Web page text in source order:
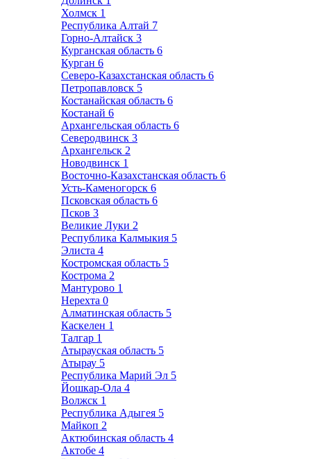
Холмск 1
Республика Алтай 7
Горно-Алтайск 3
Курганская область 6
Курган 6
Северо-Казахстанская область 6
Петропавловск 5
Костанайская область 6
Костанай 6
Архангельская область 6
Северодвинск 3
Архангельск 2
Новодвинск 1
Восточно-Казахстанская область 6
Усть-Каменогорск 6
Псковская область 6
Псков 3
Великие Луки 2
Республика Калмыкия 5
Элиста 4
Костромская область 5
Кострома 2
Мантурово 1
Нерехта 0
Алматинская область 5
Каскелен 1
Талгар 1
Атырауская область 5
Атырау 5
Республика Марий Эл 5
Йошкар-Ола 4
Волжск 1
Республика Адыгея 5
Майкоп 2
Актюбинская область 4
Актобе 4